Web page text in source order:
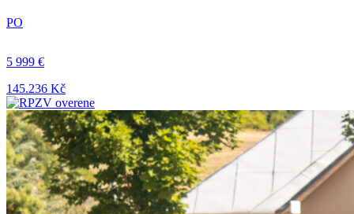
PO
5 999 €
145.236 Kč